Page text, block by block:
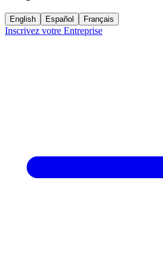
English Español Français
Inscrivez votre Entreprise